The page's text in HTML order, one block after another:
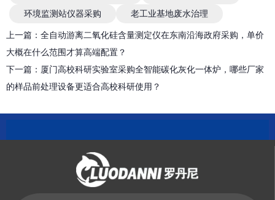
环境监测站仪器采购
老工业基地废水治理
上一篇： 全自动游离二氧化硅含量测定仪在东南沿海政府采购，单价
大概在什么范围才算高端配置？
下一篇： 厦门高校科研实验室采购全智能碳化灰化一体炉，哪些厂家
的样品前处理设备更适合高校科研使用？